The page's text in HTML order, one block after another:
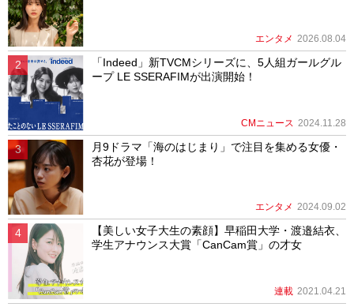
エンタメ 2026.08.04
「Indeed」新TVCMシリーズに、5人組ガールグル
ープ LE SSERAFIMが出演開始！
CMニュース 2024.11.28
月9ドラマ「海のはじまり」で注目を集める女優・
杏花が登場！
エンタメ 2024.09.02
【美しい女子大生の素顔】早稲田大学・渡邉結衣、
学生アナウンス大賞「CanCam賞」の才女
連載 2021.04.21